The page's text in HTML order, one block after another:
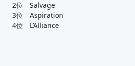
2位 Salvage
3位 Aspiration
4位 L’Alliance